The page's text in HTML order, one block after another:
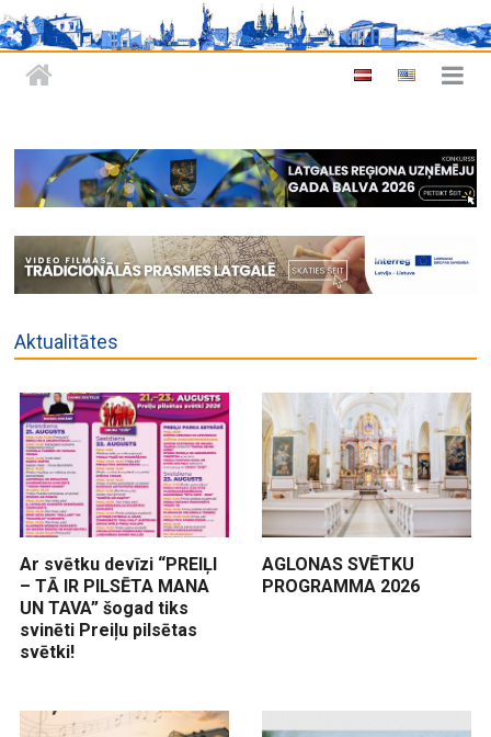
Aktualitātes
Ar svētku devīzi “PREIĻI
– TĀ IR PILSĒTA MANA
UN TAVA” šogad tiks
svinēti Preiļu pilsētas
svētki!
AGLONAS SVĒTKU
PROGRAMMA 2026